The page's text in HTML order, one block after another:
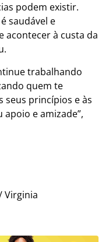
podem existir.
saudável e
acontecer à custa da
trabalhando
quem te
seus princípios e às
apoio e amizade”,
Virginia